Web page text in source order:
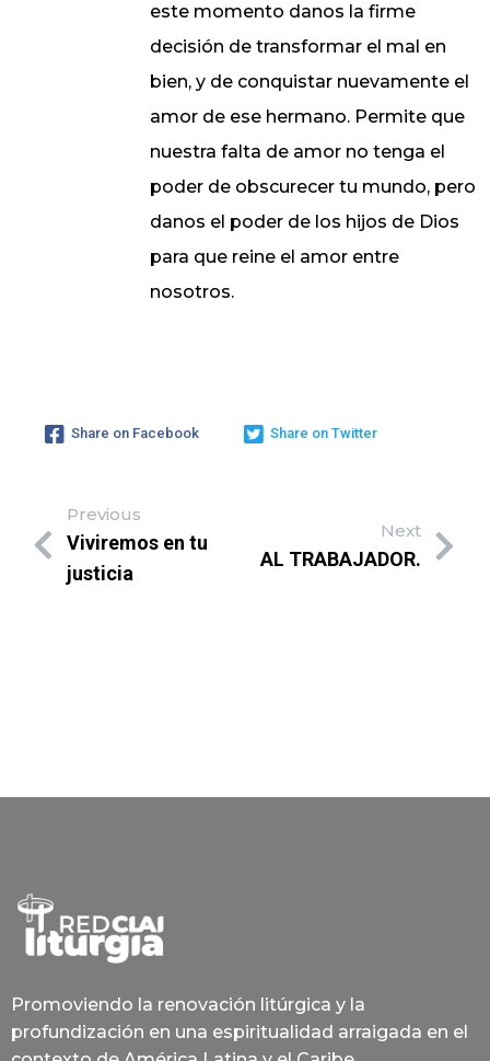
este momento danos la firme
decisión de transformar el mal en
bien, y de conquistar nuevamente el
amor de ese hermano. Permite que
nuestra falta de amor no tenga el
poder de obscurecer tu mundo, pero
danos el poder de los hijos de Dios
para que reine el amor entre
nosotros.
Share on Facebook Share on Twitter
Previous
Viviremos en tu
justicia
Next
AL TRABAJADOR.
Promoviendo la renovación litúrgica y la
profundización en una espiritualidad arraigada en el